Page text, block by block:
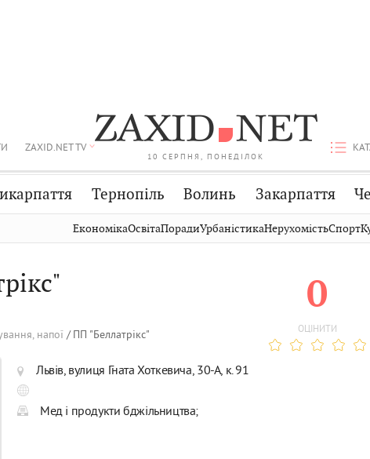
10 СЕРПНЯ, ПОНЕДІЛОК
ZAXID.NET TV
Тернопіль Волинь Закарпаття
Стрий
Публікації Авто
ЕкономікаОсвітаПорадиУрбаністикаНерухомістьСпорт
напої ПП "Беллатрікс"
Львів, вулиця Гната Хоткевича, 30-А, к. 91
Мед і продукти бджільництва;
0
ОЦІНИТИ